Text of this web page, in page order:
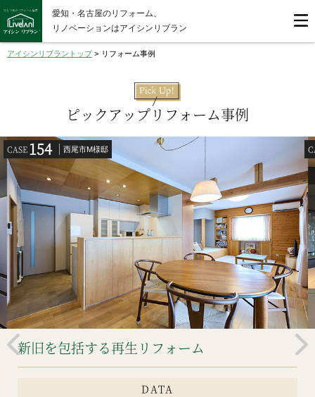
愛知・名古屋のリフォーム、
リノベーションはアイシンリブラン
アイシンリブラントップ> リフォーム事例
ピックアップリフォーム事例
CASE154 西尾市M様邸
新旧を包括する再生リフォーム
DATA